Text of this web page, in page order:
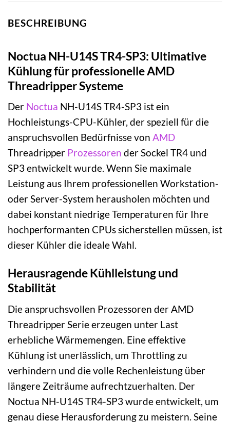
BESCHREIBUNG
Noctua NH-U14S TR4-SP3: Ultimative
Kühlung für professionelle AMD
Threadripper Systeme
Der Noctua NH-U14S TR4-SP3 ist ein
Hochleistungs-CPU-Kühler, der speziell für die
anspruchsvollen Bedürfnisse von AMD
Threadripper Prozessoren der Sockel TR4 und
SP3 entwickelt wurde. Wenn Sie maximale
Leistung aus Ihrem professionellen Workstation-
oder Server-System herausholen möchten und
dabei konstant niedrige Temperaturen für Ihre
hochperformanten CPUs sicherstellen müssen, ist
dieser Kühler die ideale Wahl.
Herausragende Kühlleistung und
Stabilität
Die anspruchsvollen Prozessoren der AMD
Threadripper Serie erzeugen unter Last
erhebliche Wärmemengen. Eine effektive
Kühlung ist unerlässlich, um Throttling zu
verhindern und die volle Rechenleistung über
längere Zeiträume aufrechtzuerhalten. Der
Noctua NH-U14S TR4-SP3 wurde entwickelt, um
genau diese Herausforderung zu meistern. Seine